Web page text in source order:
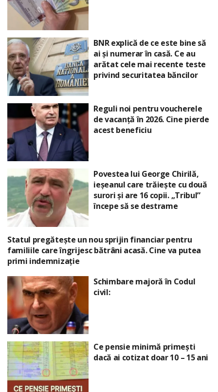
BNR explică de ce este bine să
ai și numerar în casă. Ce au
arătat cele mai recente teste
privind securitatea băncilor
Reguli noi pentru voucherele
de vacanță în 2026. Cine pierde
acest beneficiu
Povestea lui George Chirilă,
ieșeanul care trăiește cu două
surori și are 16 copii. „Tribul”
începe să se destrame
Statul pregătește un nou sprijin financiar pentru
familiile care îngrijesc bătrâni acasă. Cine va putea
primi indemnizație
Schimbare majoră în Codul
civil:
Ce pensie minimă primești
dacă ai cotizat doar 10 – 15 ani